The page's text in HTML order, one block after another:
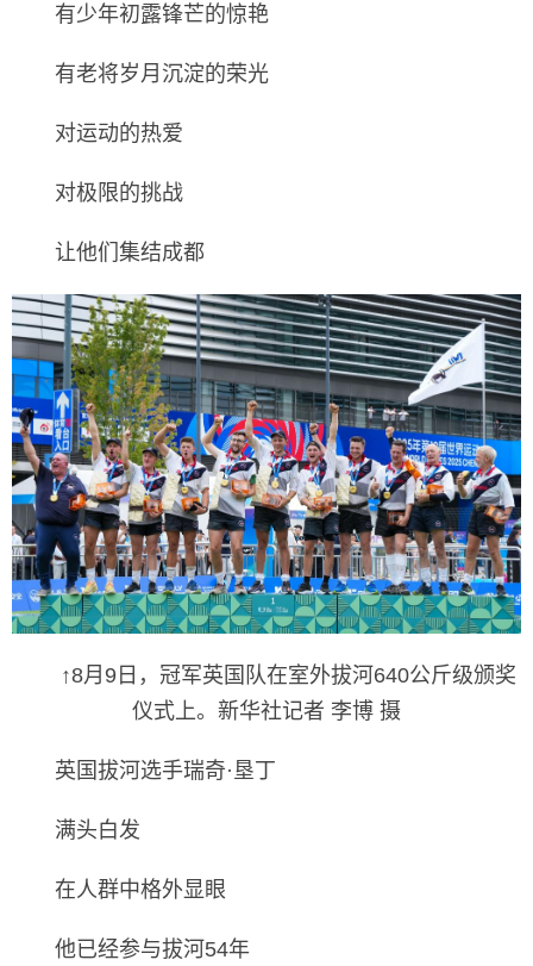
有少年初露锋芒的惊艳
有老将岁月沉淀的荣光
对运动的热爱
对极限的挑战
让他们集结成都
↑8月9日，冠军英国队在室外拔河640公斤级颁奖
仪式上。新华社记者 李博 摄
英国拔河选手瑞奇·垦丁
满头白发
在人群中格外显眼
他已经参与拔河54年